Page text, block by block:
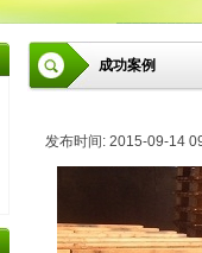
成功案例
发布时间: 2015-09-14